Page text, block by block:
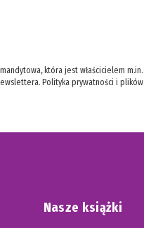
która jest właścicielem m.in.
Polityka prywatności i plików
Nasze książki